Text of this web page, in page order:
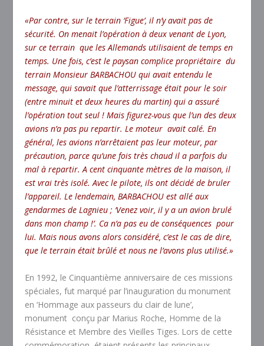
«Par contre, sur le terrain ‘Figue’, il n’y avait pas de
sécurité. On menait l’opération à deux venant de Lyon,
sur ce terrain que les Allemands utilisaient de temps en
temps. Une fois, c’est le paysan complice propriétaire du
terrain Monsieur BARBACHOU qui avait entendu le
message, qui savait que l’atterrissage était pour le soir
(entre minuit et deux heures du martin) qui a assuré
l’opération tout seul ! Mais figurez-vous que l’un des deux
avions n’a pas pu repartir. Le moteur avait calé. En
général, les avions n’arrêtaient pas leur moteur, par
précaution, parce qu’une fois très chaud il a parfois du
mal à repartir. A cent cinquante mètres de la maison, il
est vrai très isolé. Avec le pilote, ils ont décidé de bruler
l’appareil. Le lendemain, BARBACHOU est allé aux
gendarmes de Lagnieu ; ‘Venez voir, il y a un avion brulé
dans mon champ !’. Ca n’a pas eu de conséquences pour
lui. Mais nous avons alors considéré, c’est le cas de dire,
que le terrain était brûlé et nous ne l’avons plus utilisé.»
En 1992, le Cinquantième anniversaire de ces missions
spéciales, fut marqué par l’inauguration du monument
en ‘Hommage aux passeurs du clair de lune’,
monument conçu par Marius Roche, Homme de la
Résistance et Membre des Vieilles Tiges. Lors de cette